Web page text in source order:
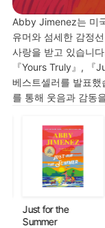
Abby Jimenez는 미
유머와 섬세한 감정
사랑을 받고 있습니
『Yours Truly』, 『
베스트셀러를 발표
를 통해 웃음과 감동
Just for the
Summer